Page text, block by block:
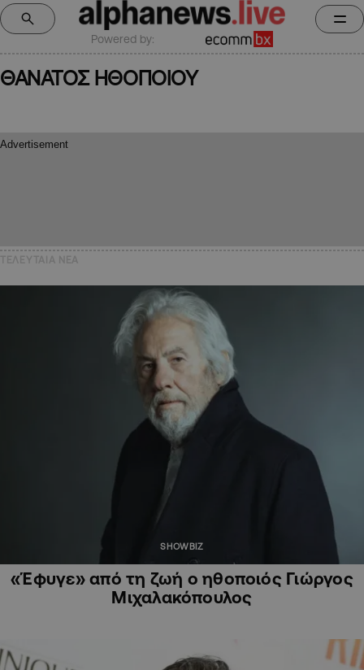
Powered by:
ΘΑΝΑΤΟΣ ΗΘΟΠΟΙΟΥ
SHOWBIZ
«Έφυγε» από τη ζωή ο ηθοποιός Γιώργος
Μιχαλακόπουλος